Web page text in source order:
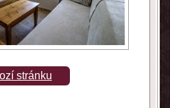
stránku